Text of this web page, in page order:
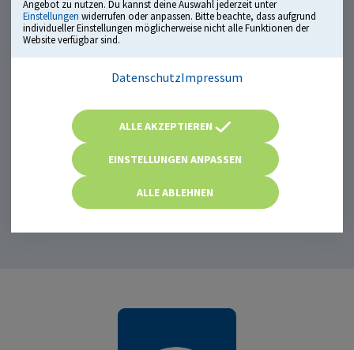
Angebot zu nutzen. Du kannst deine Auswahl jederzeit unter
Einstellungen widerrufen oder anpassen. Bitte beachte, dass aufgrund
individueller Einstellungen möglicherweise nicht alle Funktionen der
Website verfügbar sind.
DatenschutzImpressum
ALLE AKZEPTIEREN
EINSTELLUNGEN ANPASSEN
ALLE ABLEHNEN
bestimmten System aufgebaut sind.
Typische Themen:
Zahlen- und Symbolreihen
Schlussfolgerungen
Technische Abläufe verstehen
Beispielaufgabe: Symbolrechnen